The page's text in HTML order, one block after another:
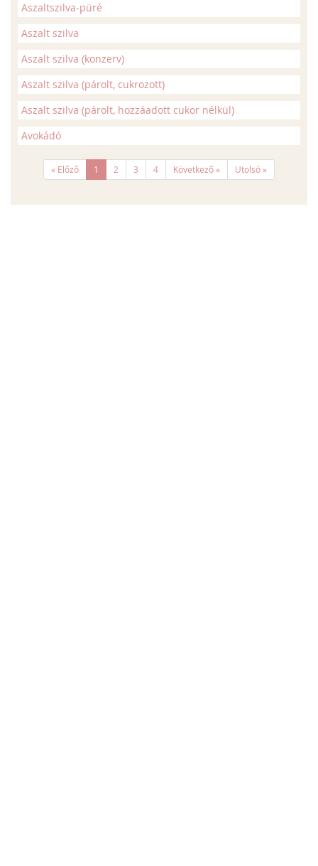
Aszaltszilva-püré
Aszalt szilva
Aszalt szilva (konzerv)
Aszalt szilva (párolt, cukrozott)
Aszalt szilva (párolt, hozzáadott cukor nélkül)
Avokádó
« Előző 1 2 3 4 Következő » Utolsó »